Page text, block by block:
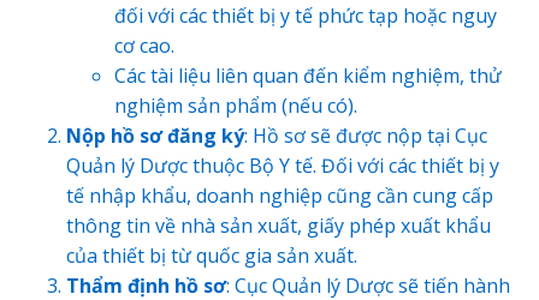
đối với các thiết bị y tế phức tạp hoặc nguy
cơ cao.
Các tài liệu liên quan đến kiểm nghiệm, thử
nghiệm sản phẩm (nếu có).
Nộp hồ sơ đăng ký: Hồ sơ sẽ được nộp tại Cục
Quản lý Dược thuộc Bộ Y tế. Đối với các thiết bị y
tế nhập khẩu, doanh nghiệp cũng cần cung cấp
thông tin về nhà sản xuất, giấy phép xuất khẩu
của thiết bị từ quốc gia sản xuất.
Thẩm định hồ sơ: Cục Quản lý Dược sẽ tiến hành